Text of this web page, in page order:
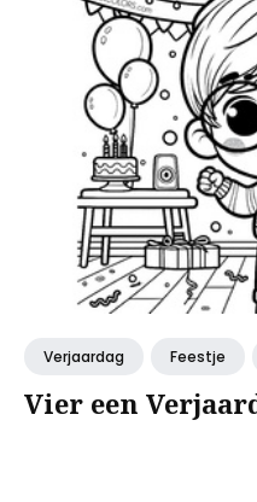
Verjaardag Feestje
Vier een